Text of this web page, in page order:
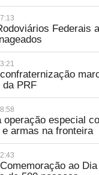
Federais
da PRF
operação especial
armas na fronteira
ao